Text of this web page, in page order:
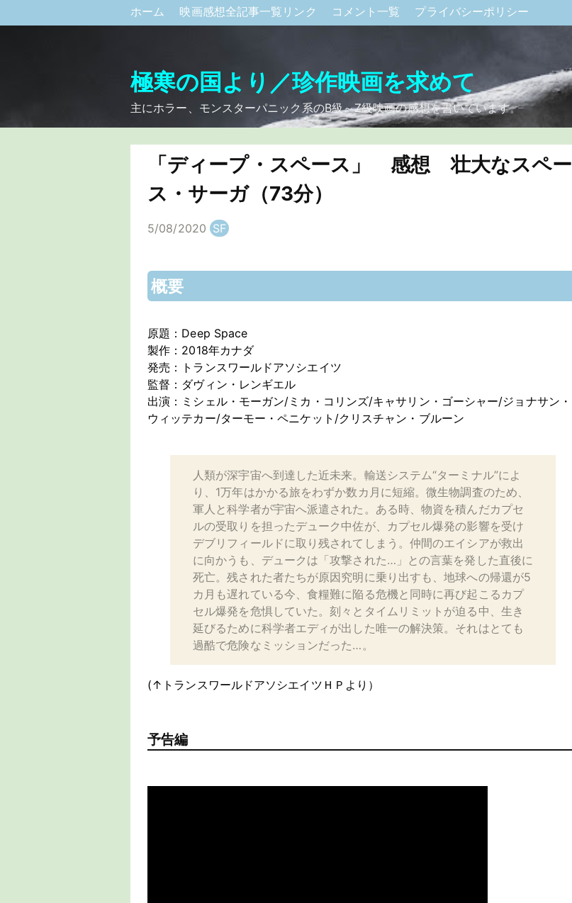
ホーム 映画感想全記事一覧リンク コメント一覧 プライバシーポリシー
極寒の国より／珍作映画を求めて
主にホラー、モンスターパニック系のB級～Z級映画の感想を書いています。
「ディープ・スペース」 感想 壮大なスペー
ス・サーガ（73分）
5/08/2020 SF
概要
原題：Deep Space
製作：2018年カナダ
発売：トランスワールドアソシエイツ
監督：ダヴィン・レンギエル
出演：ミシェル・モーガン/ミカ・コリンズ/キャサリン・ゴーシャー/ジョナサン・
ウィッテカー/ターモー・ペニケット/クリスチャン・ブルーン
人類が深宇宙へ到達した近未来。輸送システム“ターミナル”によ
り、1万年はかかる旅をわずか数カ月に短縮。微生物調査のため、
軍人と科学者が宇宙へ派遣された。ある時、物資を積んだカプセ
ルの受取りを担ったデューク中佐が、カプセル爆発の影響を受け
デブリフィールドに取り残されてしまう。仲間のエイシアが救出
に向かうも、デュークは「攻撃された…」との言葉を発した直後に
死亡。残された者たちが原因究明に乗り出すも、地球への帰還が5
カ月も遅れている今、食糧難に陥る危機と同時に再び起こるカプ
セル爆発を危惧していた。刻々とタイムリミットが迫る中、生き
延びるために科学者エディが出した唯一の解決策。それはとても
過酷で危険なミッションだった…。
(↑トランスワールドアソシエイツＨＰより）
予告編